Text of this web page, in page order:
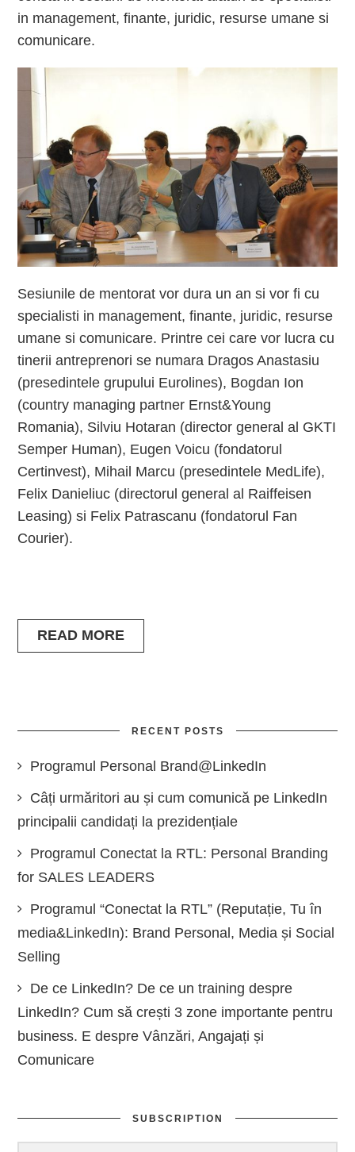
in management, finante, juridic, resurse umane si
comunicare.
Sesiunile de mentorat vor dura un an si vor fi cu
specialisti in management, finante, juridic, resurse
umane si comunicare. Printre cei care vor lucra cu
tinerii antreprenori se numara Dragos Anastasiu
(presedintele grupului Eurolines), Bogdan Ion
(country managing partner Ernst&Young
Romania), Silviu Hotaran (director general al GKTI
Semper Human), Eugen Voicu (fondatorul
Certinvest), Mihail Marcu (presedintele MedLife),
Felix Danieliuc (directorul general al Raiffeisen
Leasing) si Felix Patrascanu (fondatorul Fan
Courier).
READ MORE
RECENT POSTS
Programul Personal Brand@LinkedIn
Câți urmăritori au și cum comunică pe LinkedIn
principalii candidați la prezidențiale
Programul Conectat la RTL: Personal Branding
for SALES LEADERS
Programul “Conectat la RTL” (Reputație, Tu în
media&LinkedIn): Brand Personal, Media și Social
Selling
De ce LinkedIn? De ce un training despre
LinkedIn? Cum să crești 3 zone importante pentru
business. E despre Vânzări, Angajați și
Comunicare
SUBSCRIPTION